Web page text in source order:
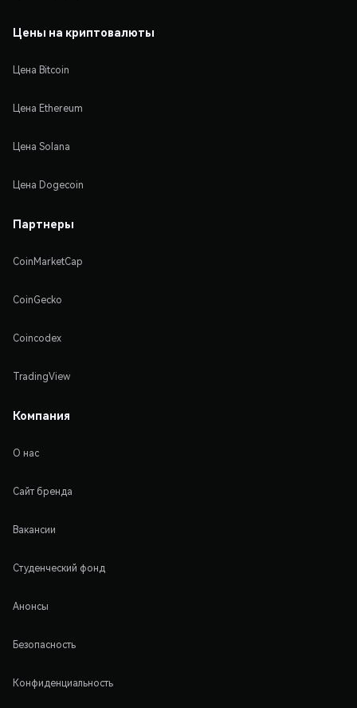
Цены на криптовалюты
Цена Bitcoin
Цена Ethereum
Цена Solana
Цена Dogecoin
Партнеры
CoinMarketCap
CoinGecko
Coincodex
TradingView
Компания
О нас
Сайт бренда
Вакансии
Студенческий фонд
Анонсы
Безопасность
Конфиденциальность